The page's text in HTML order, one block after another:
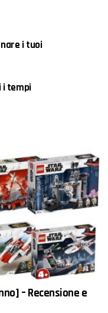
i tuoi
i tempi
– Recensione e